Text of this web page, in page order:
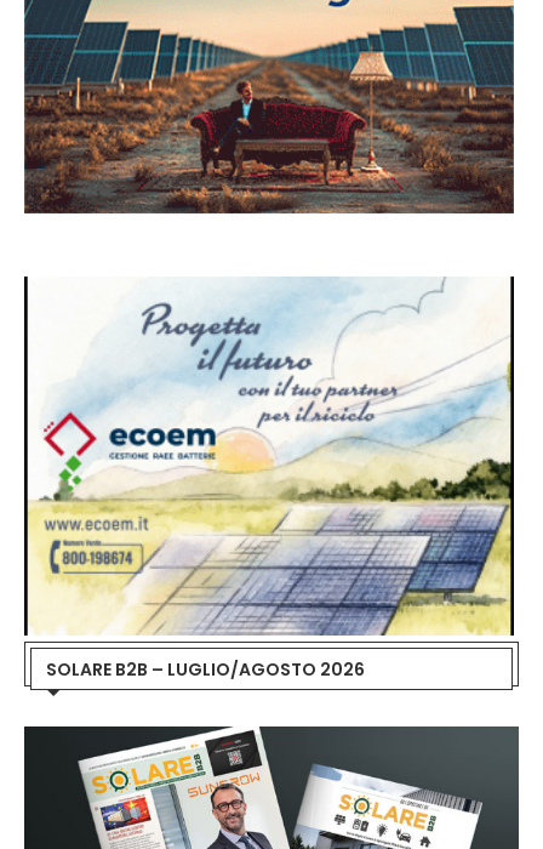
SOLARE B2B – LUGLIO/AGOSTO 2026